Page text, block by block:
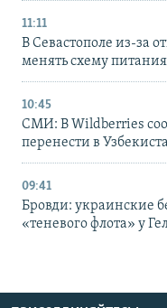
11:11
В Севастополе из-за
менять схему
10:45
СМИ: В Wildberries
перенести в
09:41
Бровди: украинские
«теневого флота» у